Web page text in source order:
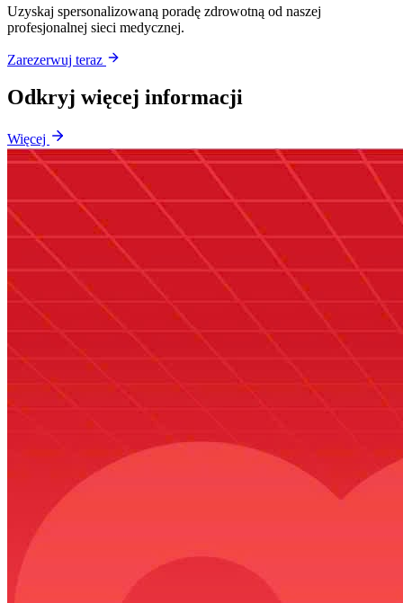
Uzyskaj spersonalizowaną poradę zdrowotną od naszej
profesjonalnej sieci medycznej.
Zarezerwuj teraz
Odkryj więcej informacji
Więcej